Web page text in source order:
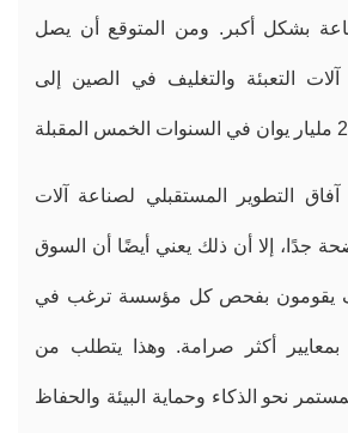
بشكل أكبر. ومن المتوقع أن يصل
التعبئة والتغليف في الصين إلى
التطوير المستقبلي لصناعة آلات
جدًا، إلا أن ذلك يعني أيضًا أن السوق
يقومون بفحص كل مؤسسة ترغب في
بمعايير أكثر صرامة. وهذا يتطلب من
نحو الذكاء وحماية البيئة والحفاظ